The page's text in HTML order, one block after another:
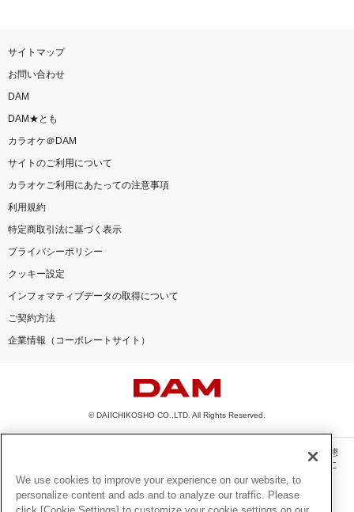
サイトマップ
お問い合わせ
DAM
DAM★とも
カラオケ＠DAM
サイトのご利用について
カラオケご利用にあたっての注意事項
利用規約
特定商取引法に基づく表示
プライバシーポリシー
クッキー設定
インフォマティブデータの取得について
ご契約方法
企業情報（コーポレートサイト）
© DAIICHIKOSHO CO.,LTD. All Rights Reserved.
このサイトに掲載されている一切の文章・画像・写真・動画・音声等を、手段や形態
を問わず、著作権法の定める範囲を超えて無断で複製、転載、ファイル化などするこ
とを禁じます。
楽曲及びコンテンツは、機種によりご利用いただけない場合があります。
We use cookies to improve your experience on our website, to
personalize content and ads and to analyze our traffic. Please